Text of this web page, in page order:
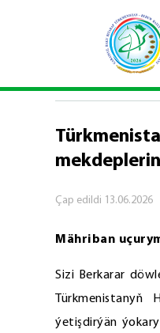
Baş sahypa \
SYÝASY
Çap edildi 13.06.2026
Mähriban
Sizi Berkarar
ýetişdirýän